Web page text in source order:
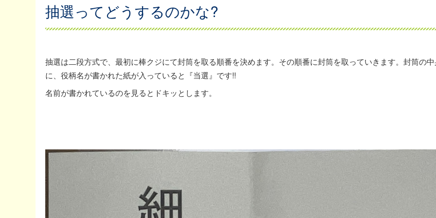
抽選ってどうするのかな?
抽選は二段方式で、最初に棒クジにて封筒を取る順番を決めます。その順番に封筒を取っていきます。封筒の
に、役柄名が書かれた紙が入っていると『当選』です!!
名前が書かれているのを見るとドキッとします。